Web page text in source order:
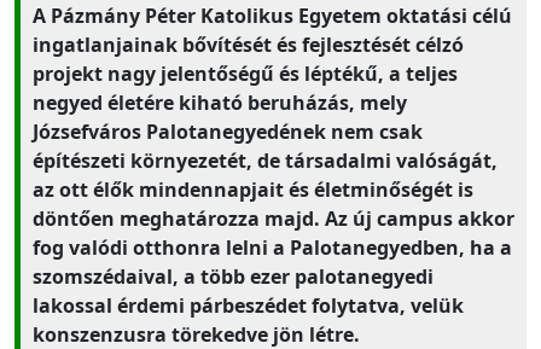
A Pázmány Péter Katolikus Egyetem oktatási célú
ingatlanjainak bővítését és fejlesztését célzó
projekt nagy jelentőségű és léptékű, a teljes
negyed életére kiható beruházás, mely
Józsefváros Palotanegyedének nem csak
építészeti környezetét, de társadalmi valóságát,
az ott élők mindennapjait és életminőségét is
döntően meghatározza majd. Az új campus akkor
fog valódi otthonra lelni a Palotanegyedben, ha a
szomszédaival, a több ezer palotanegyedi
lakossal érdemi párbeszédet folytatva, velük
konszenzusra törekedve jön létre.